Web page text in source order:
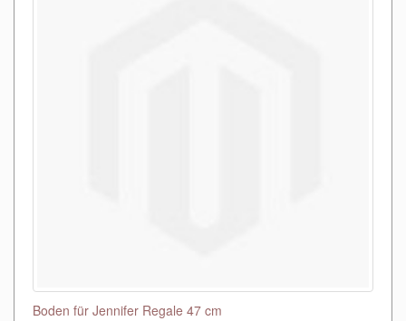
Boden für Jennifer Regale 47 cm